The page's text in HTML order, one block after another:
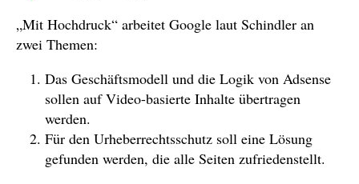
„Mit Hochdruck“ arbeitet Google laut Schindler an
zwei Themen:
Das Geschäftsmodell und die Logik von Adsense
sollen auf Video-basierte Inhalte übertragen
werden.
Für den Urheberrechtsschutz soll eine Lösung
gefunden werden, die alle Seiten zufriedenstellt.